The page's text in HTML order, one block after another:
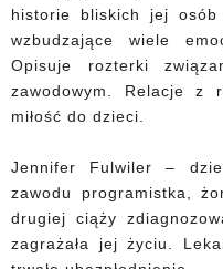
historie bliskich jej
wzbudzające wiele
Opisuje rozterki
zawodowym. Relacje z
miłość do dzieci.
Jennifer Fulwiler –
zawodu programistka,
drugiej ciąży
zagrażała jej życiu.